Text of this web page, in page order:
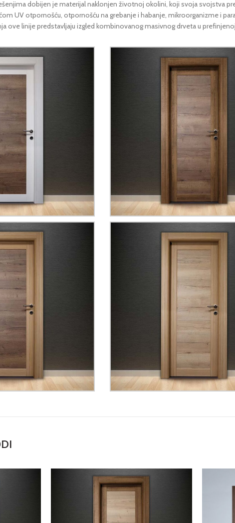
dobijen je materijal naklonjen životnoj okolini, koji svoja svojstva
UV otpornošću, otpornošću na grebanje i habanje, mikroorganizme i
ove linije predstavljaju izgled kombinovanog masivnog drveta u